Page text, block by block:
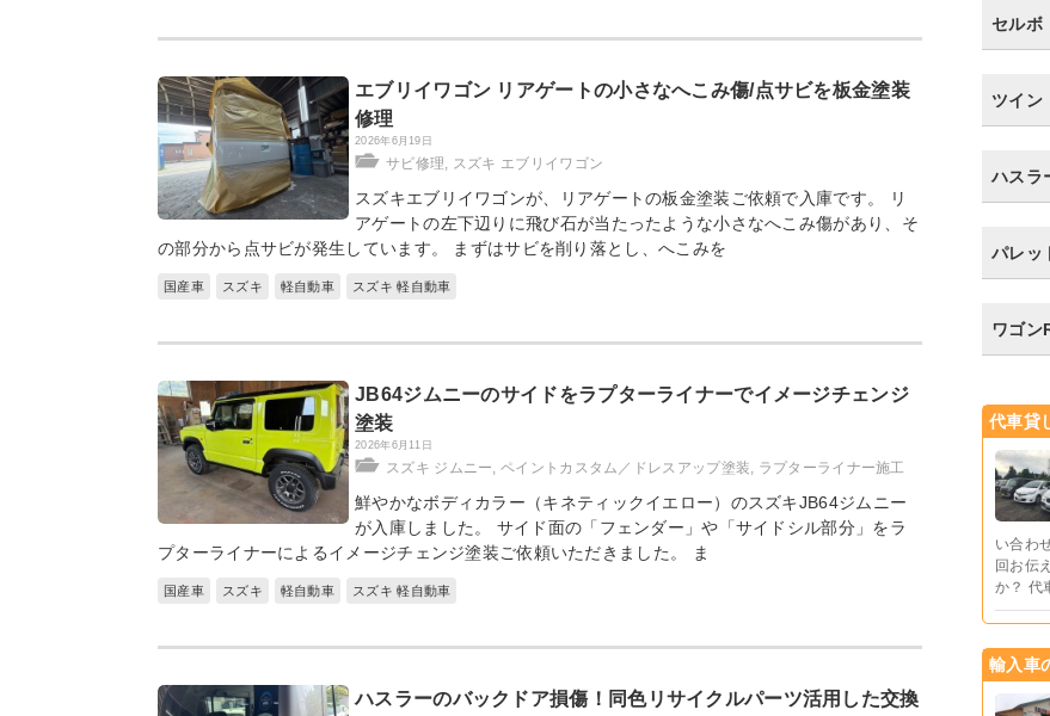
エブリイワゴン リアゲートの小さなへこみ傷/点サビを板金塗装
修理
2026年6月19日
サビ修理, スズキ エブリイワゴン
スズキエブリイワゴンが、リアゲートの板金塗装ご依頼で入庫です。 リ
アゲートの左下辺りに飛び石が当たったような小さなへこみ傷があり、そ
の部分から点サビが発生しています。 まずはサビを削り落とし、へこみを
国産車 スズキ 軽自動車 スズキ 軽自動車
JB64ジムニーのサイドをラプターライナーでイメージチェンジ
塗装
2026年6月11日
スズキ ジムニー,ペイントカスタム／ドレスアップ塗装, ラプターライナー施工
鮮やかなボディカラー（キネティックイエロー）のスズキJB64ジムニー
が入庫しました。 サイド面の「フェンダー」や「サイドシル部分」をラ
プターライナーによるイメージチェンジ塗装ご依頼いただきました。 ま
国産車 スズキ 軽自動車 スズキ 軽自動車
ハスラーのバックドア損傷！同色リサイクルパーツ活用した交換
セルボ
ツイン
ハスラ
パレッ
ワゴン
代車貸
い合わ
回お伝
か？ 代
輸入車